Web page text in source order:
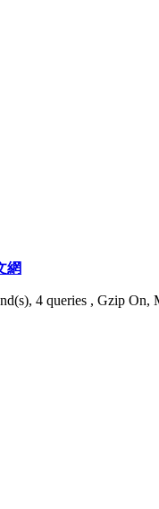
網
4 queries , Gzip On,